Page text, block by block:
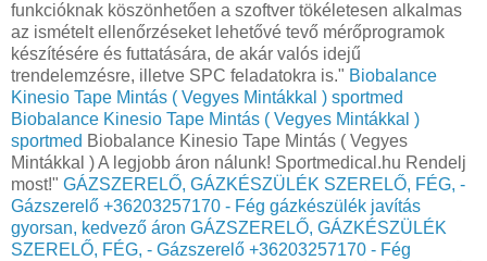
funkcióknak köszönhetően a szoftver tökéletesen alkalmas
az ismételt ellenőrzéseket lehetővé tevő mérőprogramok
készítésére és futtatására, de akár valós idejű
trendelemzésre, illetve SPC feladatokra is." Biobalance
Kinesio Tape Mintás ( Vegyes Mintákkal ) sportmed
Biobalance Kinesio Tape Mintás ( Vegyes Mintákkal )
sportmed Biobalance Kinesio Tape Mintás ( Vegyes
Mintákkal ) A legjobb áron nálunk! Sportmedical.hu Rendelj
most!" GÁZSZERELŐ, GÁZKÉSZÜLÉK SZERELŐ, FÉG, -
Gázszerelő +36203257170 - Fég gázkészülék javítás
gyorsan, kedvező áron GÁZSZERELŐ, GÁZKÉSZÜLÉK
SZERELŐ, FÉG, - Gázszerelő +36203257170 - Fég